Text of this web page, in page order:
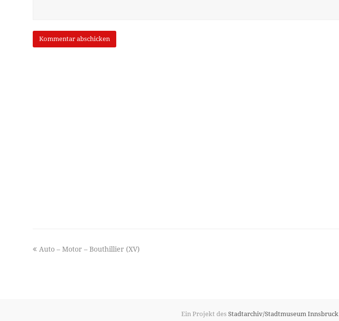
previous
Auto – Motor – Bouthillier (XV)
Ein Projekt des Stadtarchiv/Stadtmuseum Innsbruck